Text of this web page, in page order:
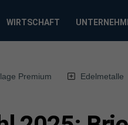
WIRTSCHAFT
Premium Edelmetalle